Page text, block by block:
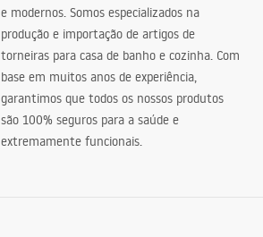
e modernos. Somos especializados na
produção e importação de artigos de
torneiras para casa de banho e cozinha. Com
base em muitos anos de experiência,
garantimos que todos os nossos produtos
são 100% seguros para a saúde e
extremamente funcionais.